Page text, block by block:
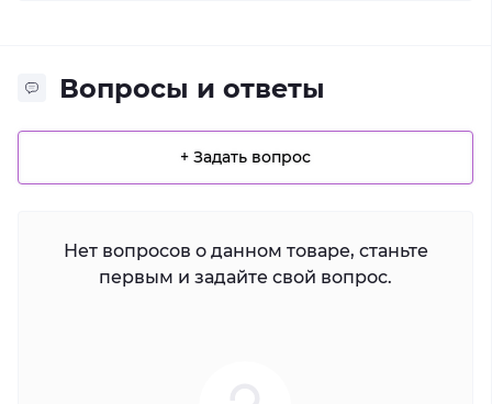
Вопросы и ответы
+ Задать вопрос
Нет вопросов о данном товаре, станьте
первым и задайте свой вопрос.